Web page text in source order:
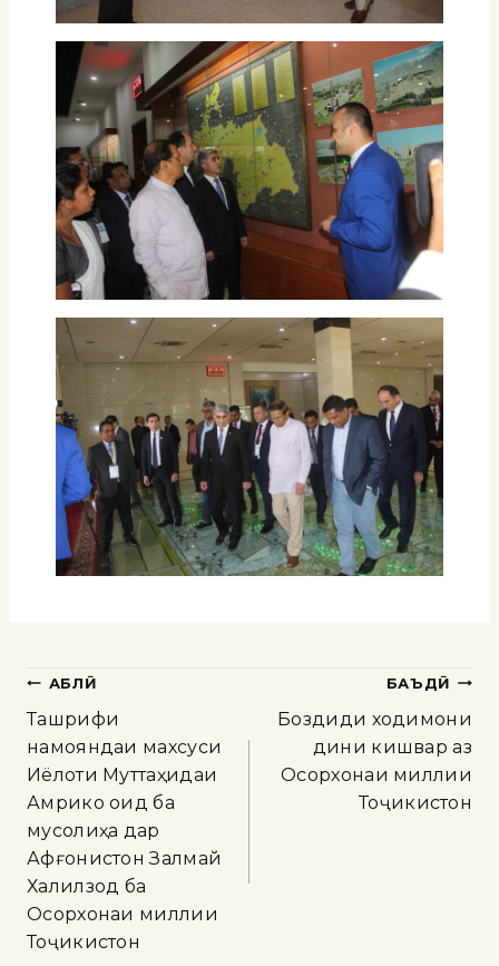
ҚАБЛӢ
Ташрифи
намояндаи махсуси
Иёлоти Муттаҳидаи
Амрико оид ба
мусолиҳа дар
Афғонистон Залмай
Халилзод ба
Осорхонаи миллии
Тоҷикистон
БАЪДӢ
Боздиди ходимони
дини кишвар аз
Осорхонаи миллии
Тоҷикистон